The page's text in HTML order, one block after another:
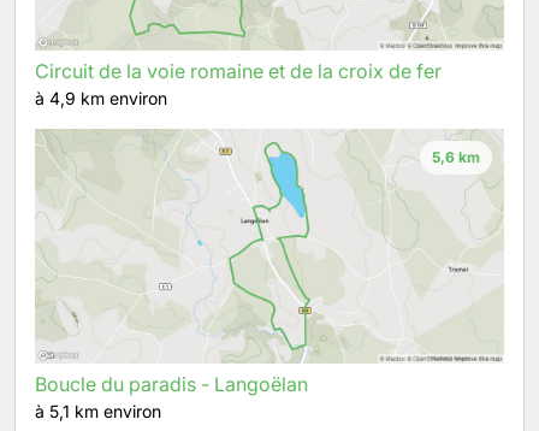
Circuit de la voie romaine et de la croix de fer
à 4,9 km environ
5,6 km
Boucle du paradis - Langoëlan
à 5,1 km environ